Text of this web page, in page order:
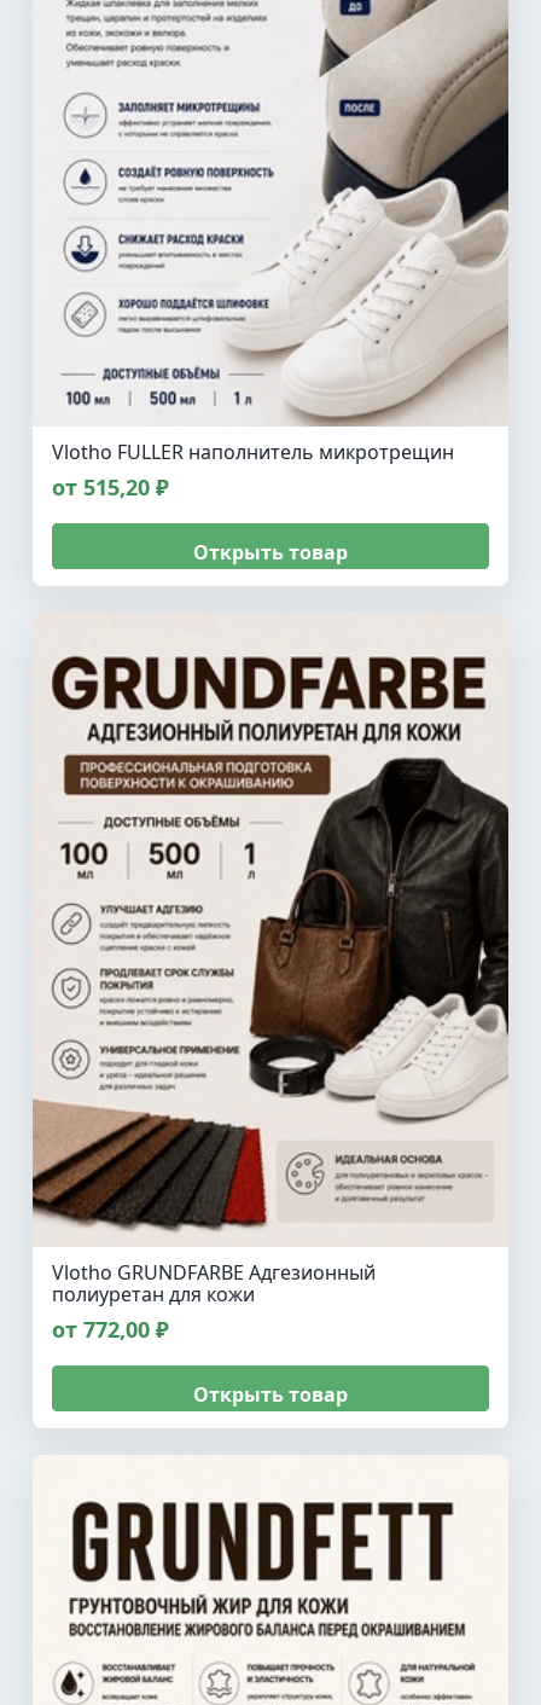
Vlotho FULLER наполнитель микротрещин
от 515,20 ₽
Открыть товар
Vlotho GRUNDFARBE Адгезионный
полиуретан для кожи
от 772,00 ₽
Открыть товар